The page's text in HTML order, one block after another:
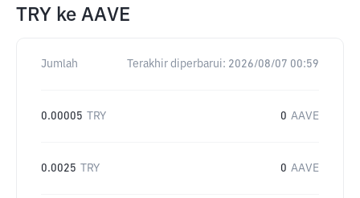
TRY ke AAVE
Jumlah Terakhir diperbarui: 2026/08/07 00:59
0.00005 TRY 0 AAVE
0.0025 TRY 0 AAVE